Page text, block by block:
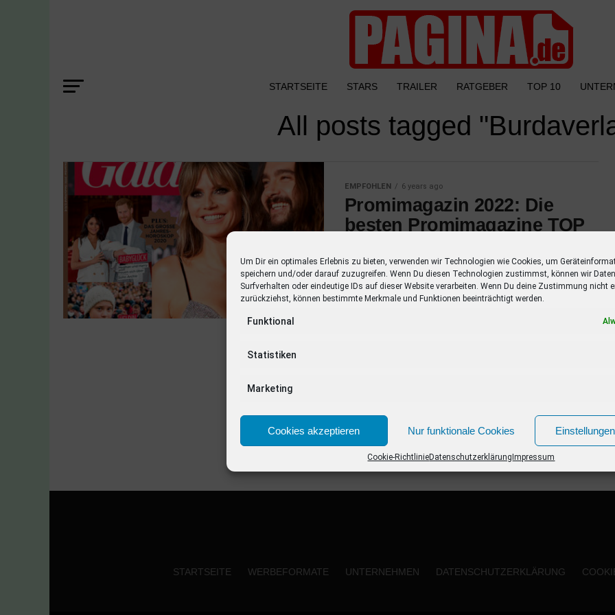
Um Dir ein optimales Erlebnis zu bieten, verwenden wir Technologien wie Cookies, um
speichern und/oder darauf zuzugreifen. Wenn Du diesen Technologien zustimmst, können wir
Surfverhalten oder eindeutige IDs auf dieser Website verarbeiten. Wenn Du deine Zustimmung nicht
zurückziehst, können bestimmte Merkmale und Funktionen beeinträchtigt werden.
Funktional
Statistiken
Marketing
Cookies akzeptieren Nur funktionale Cookies
Cookie-RichtlinieDatenschutzerklärung Impressum
STARTSEITE STARS TRAILER RATGEBER TOP 10
All posts tagged
EMPFOHLEN 6 years ago
Promimagazin 2022: Die
besten Promimagazine TOP
In diesem Artikel stellen wir Dir unsere TOP
10 der beliebtesten Promimagazine des
Jahres 2022 vor. Entdecke das beste
STARTSEITE WERBEFORMATE UNTERNEHMEN DATENSCHUTZERKLÄRUNG